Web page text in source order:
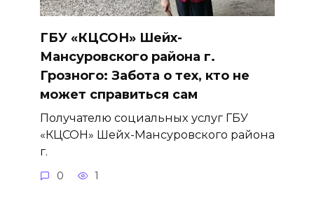
ГБУ «КЦСОН» Шейх-
Мансуровского района г.
Грозного: Забота о тех, кто не
может справиться сам
Получателю социальных услуг ГБУ
«КЦСОН» Шейх-Мансуровского района
г.
0 1